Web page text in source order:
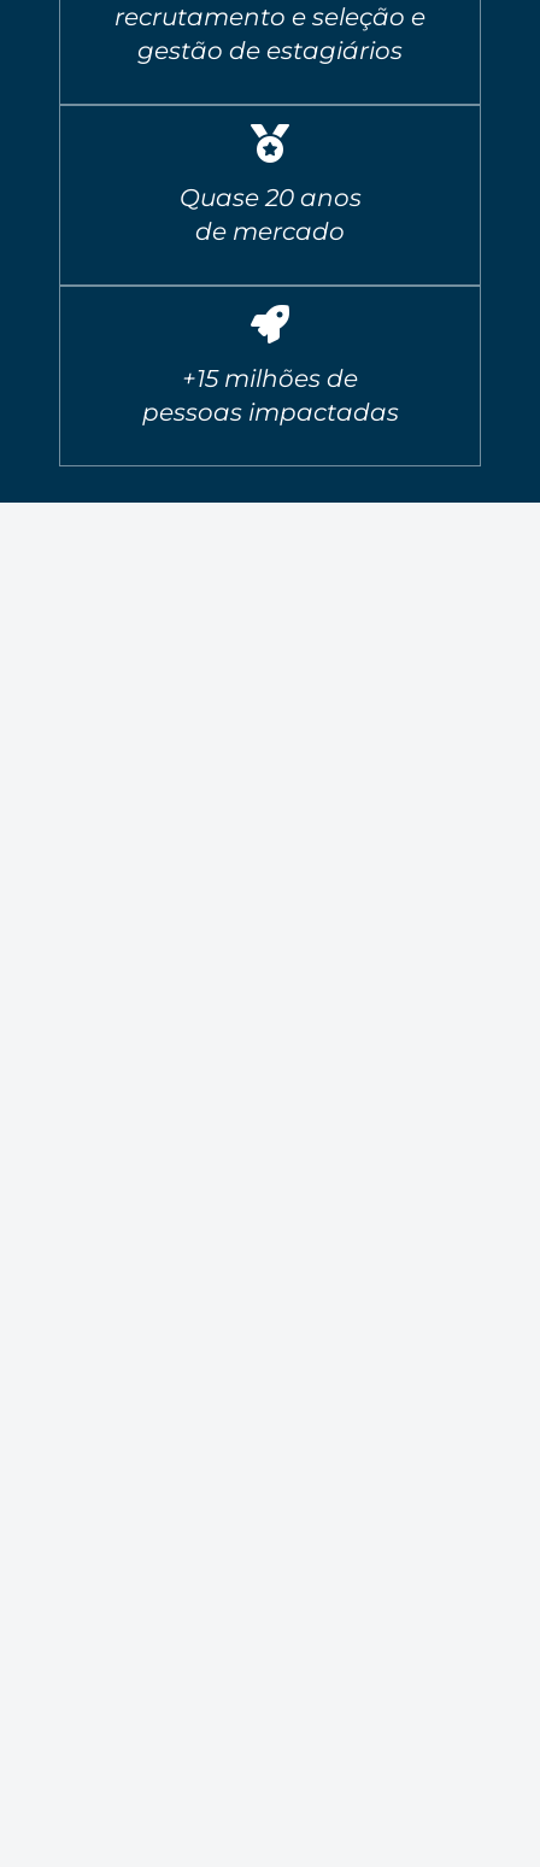
recrutamento e seleção e
gestão de estagiários
Quase 20 anos
de mercado
+15 milhões de
pessoas impactadas